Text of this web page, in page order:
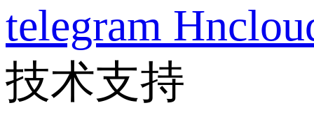
telegram
技术支持